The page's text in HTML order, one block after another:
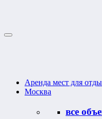
Аренда мест для
Москва
все